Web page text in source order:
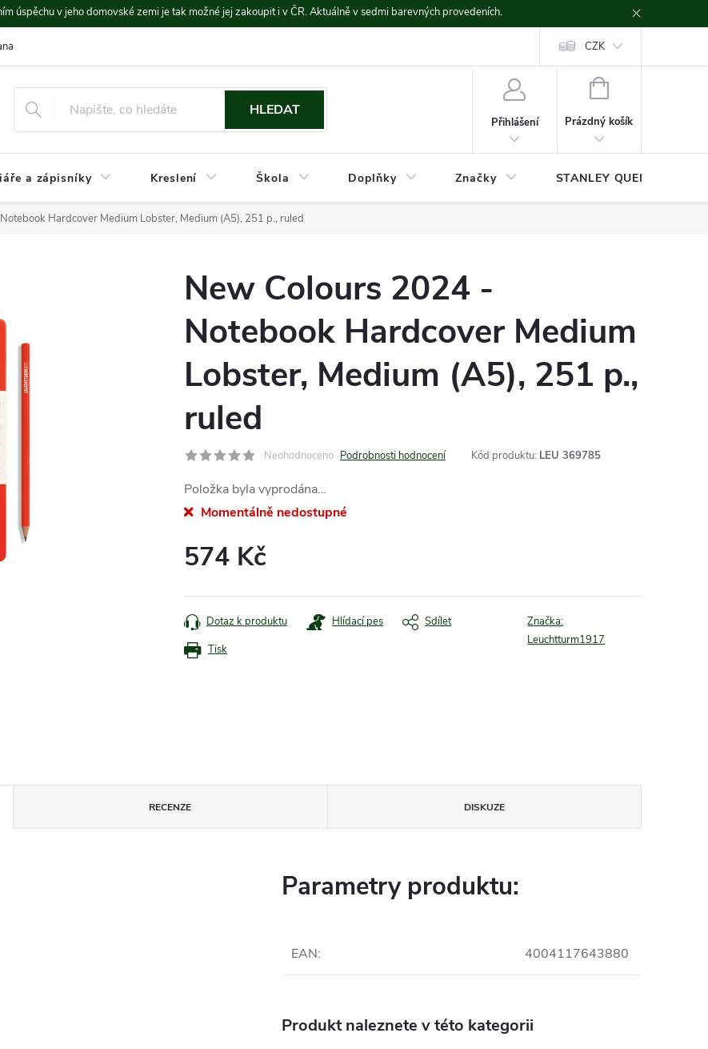
úspěchu v jeho domovské zemi je tak možné jej zakoupit i v ČR. Aktuálně v sedmi barevných provedeních.
údajů CZK
HLEDAT
Přihlášení
NÁKUPNÍ
Prázdný košík
a zápisníky Kreslení Škola Doplňky Značky STANLEY QUENCHER
Hardcover Medium Lobster, Medium (A5), 251 p., ruled
New Colours 2024 -
Notebook Hardcover Medium
Lobster, Medium (A5), 251 p.,
ruled
Neohodnoceno Podrobnosti hodnocení Kód produktu: LEU 369785
Položka byla vyprodána…
Momentálně nedostupné
574 Kč
cena:
Tisk
Dotaz k produktu Hlídací pes Sdílet
Značka:
Leuchtturm1917
RECENZE DISKUZE
Parametry produktu:
EAN: 4004117643880
Produkt naleznete v této kategorii